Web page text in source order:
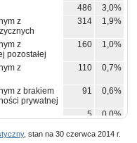
486
3,0%
z
314 1,9%
z
pozostałej
160 1,0%
z
110 0,7%
z brakiem
prywatnej
91 0,6%
5
0,0%
przewagą, stan na 30 czerwca 2014 r.